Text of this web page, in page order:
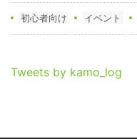
初心者向け イベント
Tweets by kamo_log